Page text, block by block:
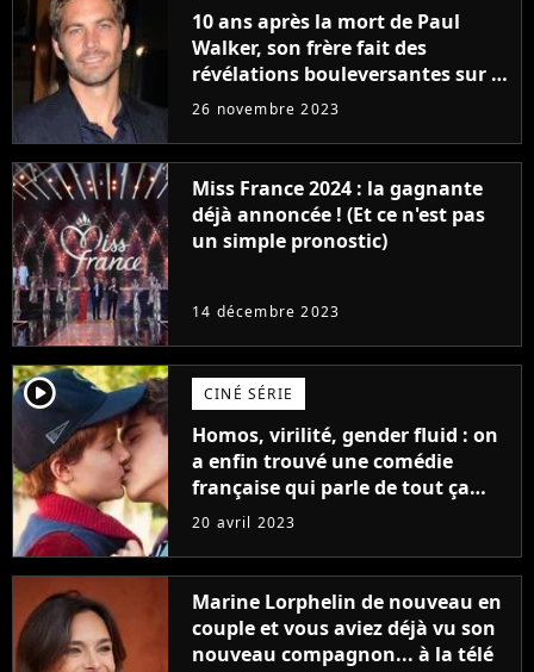
10 ans après la mort de Paul
Walker, son frère fait des
révélations bouleversantes sur la
réaction des acteurs de Fast and
26 novembre 2023
Miss France 2024 : la gagnante
déjà annoncée ! (Et ce n'est pas
un simple pronostic)
14 décembre 2023
player2 CINÉ SÉRIE
Homos, virilité, gender fluid : on
a enfin trouvé une comédie
française qui parle de tout ça
sans être super ringarde
20 avril 2023
Marine Lorphelin de nouveau en
couple et vous aviez déjà vu son
nouveau compagnon... à la télé